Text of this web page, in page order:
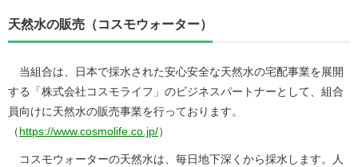
天然水の販売（コスモウォーター）
当組合は、日本で採水された安心安全な天然水の宅配事業を展開
する「株式会社コスモライフ」のビジネスパートナーとして、組合
員向けに天然水の販売事業を行っております。
（https://www.cosmolife.co.jp/）
コスモウォーターの天然水は、毎日地下深くから採水します。人